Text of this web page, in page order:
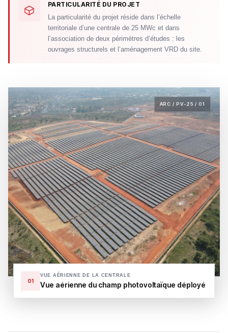
PARTICULARITÉ DU PROJET
La particularité du projet réside dans l’échelle
territoriale d’une centrale de 25 MWc et dans
l’association de deux périmètres d’études : les
ouvrages structurels et l’aménagement VRD du site.
ARC / PV-25 / 01
01
VUE AÉRIENNE DE LA CENTRALE
Vue aérienne du champ photovoltaïque déployé